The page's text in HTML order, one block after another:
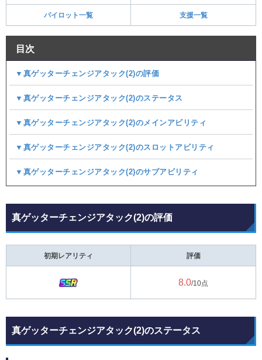
パイロット一覧 支援一覧
目次
▼真ゲッターチェンジアタック(2)の評価
▼真ゲッターチェンジアタック(2)のステータス
▼真ゲッターチェンジアタック(2)のメインアビリティ
▼真ゲッターチェンジアタック(2)のスロットアビリティ
▼真ゲッターチェンジアタック(2)のサブアビリティ
真ゲッターチェンジアタック(2)の評価
初期レアリティ 評価
8.0/10点
真ゲッターチェンジアタック(2)のステータス